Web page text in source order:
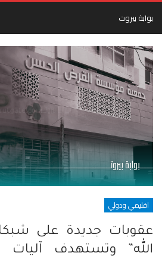
بوابة بيروت
اقليمي ودولي
عقوبات جديدة على
الله” وتستهدف آليات